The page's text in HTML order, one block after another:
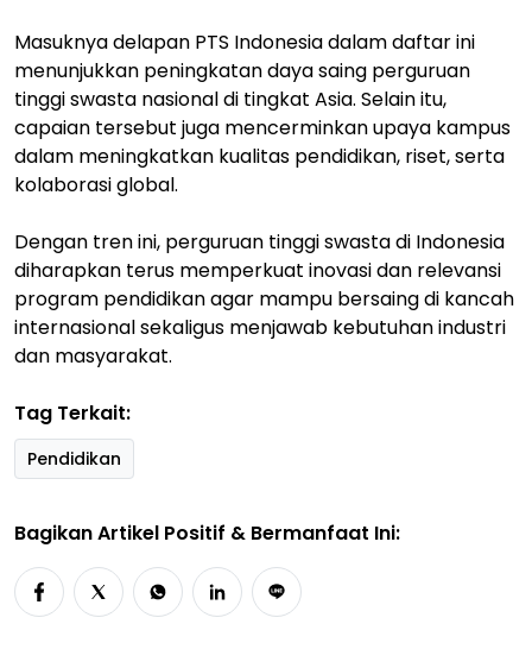
Masuknya delapan PTS Indonesia dalam daftar ini
menunjukkan peningkatan daya saing perguruan
tinggi swasta nasional di tingkat Asia. Selain itu,
capaian tersebut juga mencerminkan upaya kampus
dalam meningkatkan kualitas pendidikan, riset, serta
kolaborasi global.
Dengan tren ini, perguruan tinggi swasta di Indonesia
diharapkan terus memperkuat inovasi dan relevansi
program pendidikan agar mampu bersaing di kancah
internasional sekaligus menjawab kebutuhan industri
dan masyarakat.
Tag Terkait:
Pendidikan
Bagikan Artikel Positif & Bermanfaat Ini: